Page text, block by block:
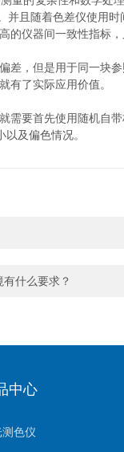
并且随着色差仪使用
的仪器间一致性指标
，但是用于同一块参
有了实际应用价值。
要首先使用随机自带
及偏色情况。
什么要求？
中心
色仪